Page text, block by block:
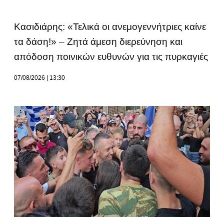
Κασιδιάρης: «Τελικά οι ανεμογεννήτριες καίνε
τα δάση!» – Ζητά άμεση διερεύνηση και
απόδοση ποινικών ευθυνών για τις πυρκαγιές
07/08/2026 13:30